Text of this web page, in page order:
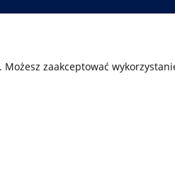
zaakceptować